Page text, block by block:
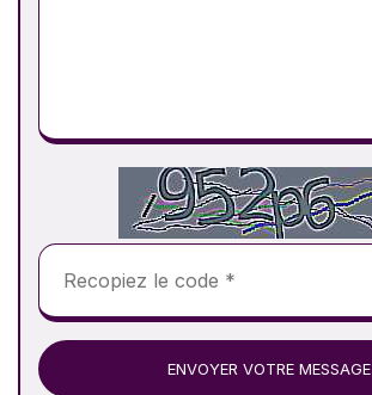
ENVOYER VOTRE MESSAGE